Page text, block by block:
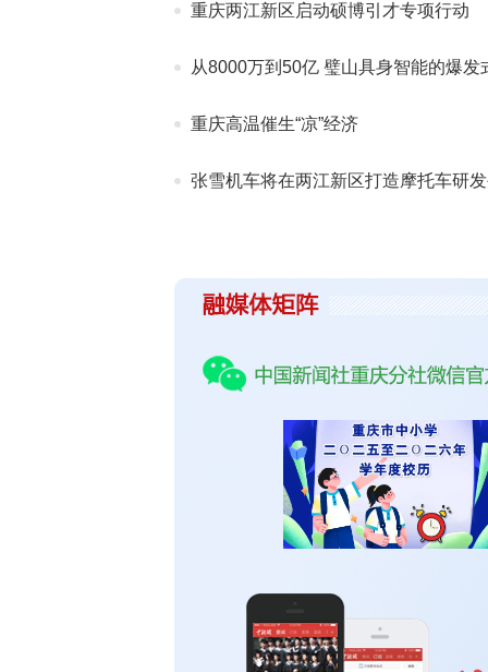
重庆两江新区启动硕博引才专项行动
从8000万到50亿 璧山具身智能的爆发
重庆高温催生“凉”经济
张雪机车将在两江新区打造摩托车研